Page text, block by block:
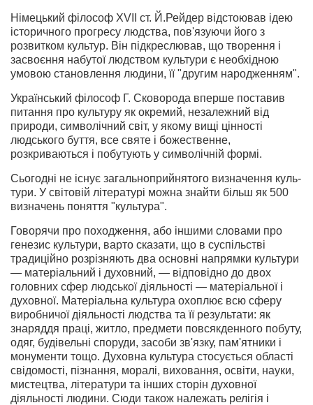
Німецький філософ XVII ст. Й.Рейдер відстоював ідею
історичного прогресу людства, пов'язуючи його з
розвит­ком культур. Він підкреслював, що творення і
засвоєння набутої людством культури є необхідною
умовою станов­лення людини, її "другим народженням".
Український філософ Г. Сковорода вперше поставив
пи­тання про культуру як окремий, незалежний від
природи, символічний світ, у якому вищі цінності
людського буття, все святе і божественне,
розкриваються і побутують у сим­волічній формі.
Сьогодні не існує загальноприйнятого визначення куль­
тури. У світовій літературі можна знайти більш як 500
визначень поняття "культура".
Говорячи про походження, або іншими словами про
генезис культури, варто сказати, що в суспільстві
традиційно розрізняють два основні напрямки культу­ри
— матеріальний і духовний, — відповідно до двох
голов­них сфер людської діяльності — матеріальної і
духовної. Матеріальна культура охоплює всю сферу
виробничої діяль­ності людства та її результати: як
знаряддя праці, житло, предмети повсякденного побуту,
одяг, будівельні споруди, засоби зв'язку, пам'ятники і
монументи тощо. Духовна культура стосується області
свідомості, пізнання, моралі, виховання, освіти, науки,
мистецтва, літератури та інших сторін духовної
діяльності людини. Сюди також належать релігія і